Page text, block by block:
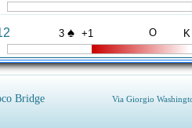
3 ♠ +1 O K
Bridge Via Giorgio